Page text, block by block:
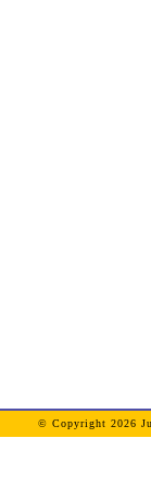
© Copyright 2026